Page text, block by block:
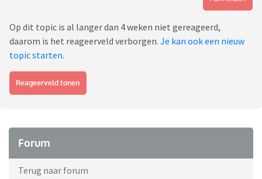
Op dit topic is al langer dan 4 weken niet gereageerd,
daarom is het reageerveld verborgen. Je kan ook een nieuw
topic starten.
Reageerveld tonen
Forum
Terug naar forum